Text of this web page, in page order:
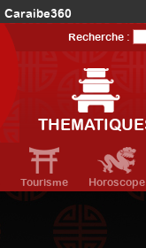
Caraibe360
AmériqueDuNord360
Recherche :
Tourisme Horoscope